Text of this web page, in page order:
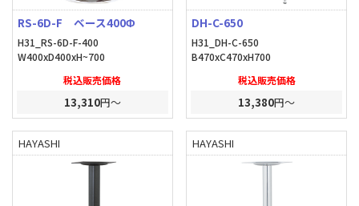
RS-6D-F ベース400Φ
H31_RS-6D-F-400
W400xD400xH~700
税込販売価格
13,310円～
DH-C-650
H31_DH-C-650
B470xC470xH700
税込販売価格
13,380円～
HAYASHI HAYASHI